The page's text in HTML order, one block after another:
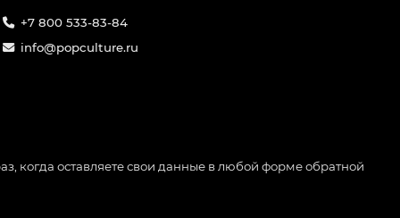
+7 800 533-83-84
info@popculture.ru
когда оставляете свои данные в любой форме обратной